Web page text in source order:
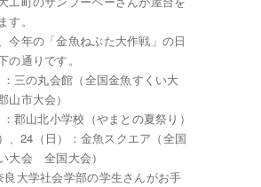
す。
今年の「金魚ねぶた大作戦」の日
の通りです。
三の丸会館（全国金魚すくい大
市大会）
郡山北小学校（やまとの夏祭り）
、24（日）：金魚スクエア（全国
大会 全国大会）
良大学社会学部の学生さんがお手